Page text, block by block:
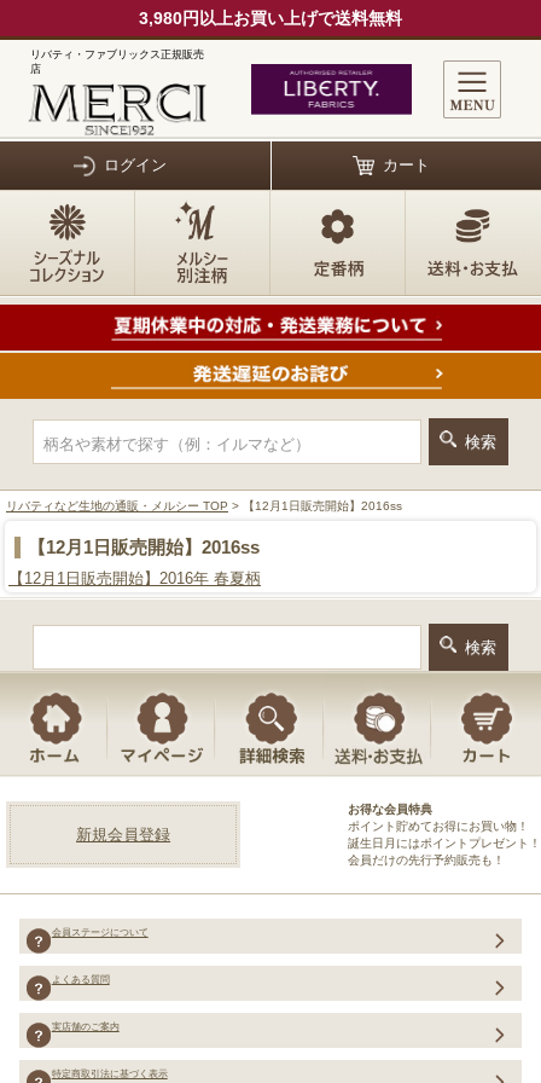
3,980円以上お買い上げで送料無料
リバティ・ファブリックス正規販売
店
ログイン カート
リバティなど生地の通販・メルシー TOP > 【12月1日販売開始】2016ss
【12月1日販売開始】2016ss
【12月1日販売開始】2016年 春夏柄
新規会員登録
お得な会員特典
ポイント貯めてお得にお買い物！
誕生日月にはポイントプレゼント！
会員だけの先行予約販売も！
会員ステージについて
よくある質問
実店舗のご案内
特定商取引法に基づく表示